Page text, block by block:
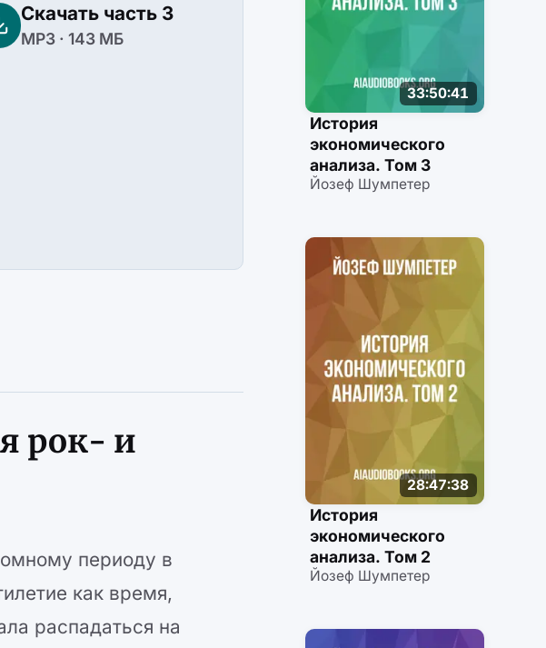
Скачать часть 3
MP3 · 143 МБ
рок- и
периоду в
как время,
распадаться на
33:50:41
История
экономического
анализа. Том 3
Йозеф Шумпетер
28:47:38
История
экономического
анализа. Том 2
Йозеф Шумпетер